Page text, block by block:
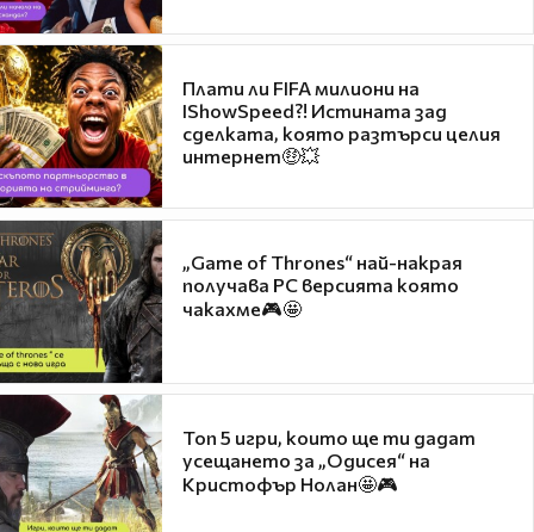
Плати ли FIFA милиони на
IShowSpeed?! Истината зад
сделката, която разтърси целия
интернет🤑💥
„Game of Thrones“ най-накрая
получава PC версията която
чакахме🎮🤩
Топ 5 игри, които ще ти дадат
усещането за „Одисея“ на
Кристофър Нолан🤩🎮